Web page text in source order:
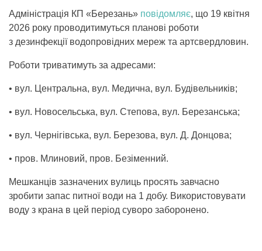
Адміністрація КП «Березань» повідомляє, що 19 квітня
2026 року проводитимуться планові роботи
з дезинфекції водопровідних мереж та артсвердловин.
Роботи триватимуть за адресами:
• вул. Центральна, вул. Медична, вул. Будівельників;
• вул. Новосельська, вул. Степова, вул. Березанська;
• вул. Чернігівська, вул. Березова, вул. Д. Донцова;
• пров. Млиновий, пров. Безіменний.
Мешканців зазначених вулиць просять завчасно
зробити запас питної води на 1 добу. Використовувати
воду з крана в цей період суворо заборонено.